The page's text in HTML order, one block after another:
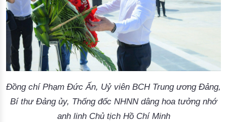
Đồng chí Phạm Đức Ấn, Uỷ viên BCH Trung ương Đảng,
Bí thư Đảng ủy, Thống đốc NHNN dâng hoa tưởng nhớ
anh linh Chủ tịch Hồ Chí Minh